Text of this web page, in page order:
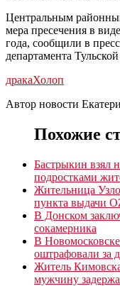
Центральным
мера пресечения в
года, сообщили в
департамента
дракаХолоп
Автор новости
Похожие
Бастрыкин взял
подростками
Жительница
пункта выдачи
В Донском
сокамерника
В
оштрафовали за
Житель
мужчину